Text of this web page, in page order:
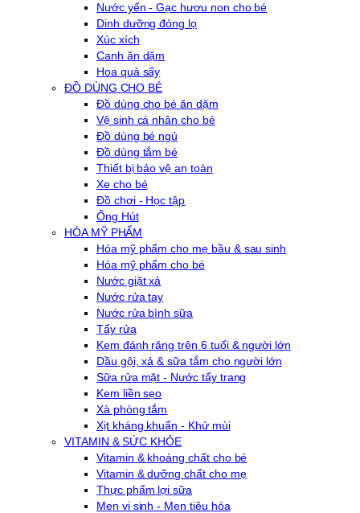
Nước yến - Gạc hươu non cho bé
Dinh dưỡng đóng lọ
Xúc xích
Canh ăn dặm
Hoa quả sấy
ĐỒ DÙNG CHO BÉ
Đồ dùng cho bé ăn dặm
Vệ sinh cá nhân cho bé
Đồ dùng bé ngủ
Đồ dùng tắm bé
Thiết bị bảo vệ an toàn
Xe cho bé
Đồ chơi - Học tập
Ống Hút
HÓA MỸ PHẨM
Hóa mỹ phẩm cho mẹ bầu & sau sinh
Hóa mỹ phẩm cho bé
Nước giặt xả
Nước rửa tay
Nước rửa bình sữa
Tẩy rửa
Kem đánh răng trên 6 tuổi & người lớn
Dầu gội, xả & sữa tắm cho người lớn
Sữa rửa mặt - Nước tẩy trang
Kem liền sẹo
Xà phòng tắm
Xịt kháng khuẩn - Khử mùi
VITAMIN & SỨC KHỎE
Vitamin & khoáng chất cho bé
Vitamin & dưỡng chất cho mẹ
Thực phẩm lợi sữa
Men vi sinh - Men tiêu hóa